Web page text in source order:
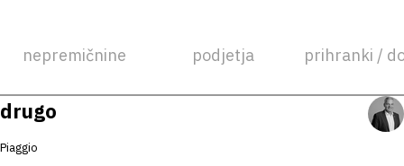
nepremičnine podjetja prihranki /
drugo
Piaggio